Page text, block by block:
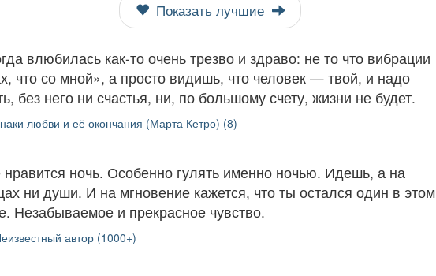
Показать лучшие
влюбилась как-то очень трезво и здраво: не то что вибрации
что со мной», а просто видишь, что человек — твой, и надо
без него ни счастья, ни, по большому счету, жизни не будет.
любви и её окончания (Марта Кетро) (8)
ночь. Особенно гулять именно ночью. Идешь, а на
ни души. И на мгновение кажется, что ты остался один в этом
Незабываемое и прекрасное чувство.
автор (1000+)